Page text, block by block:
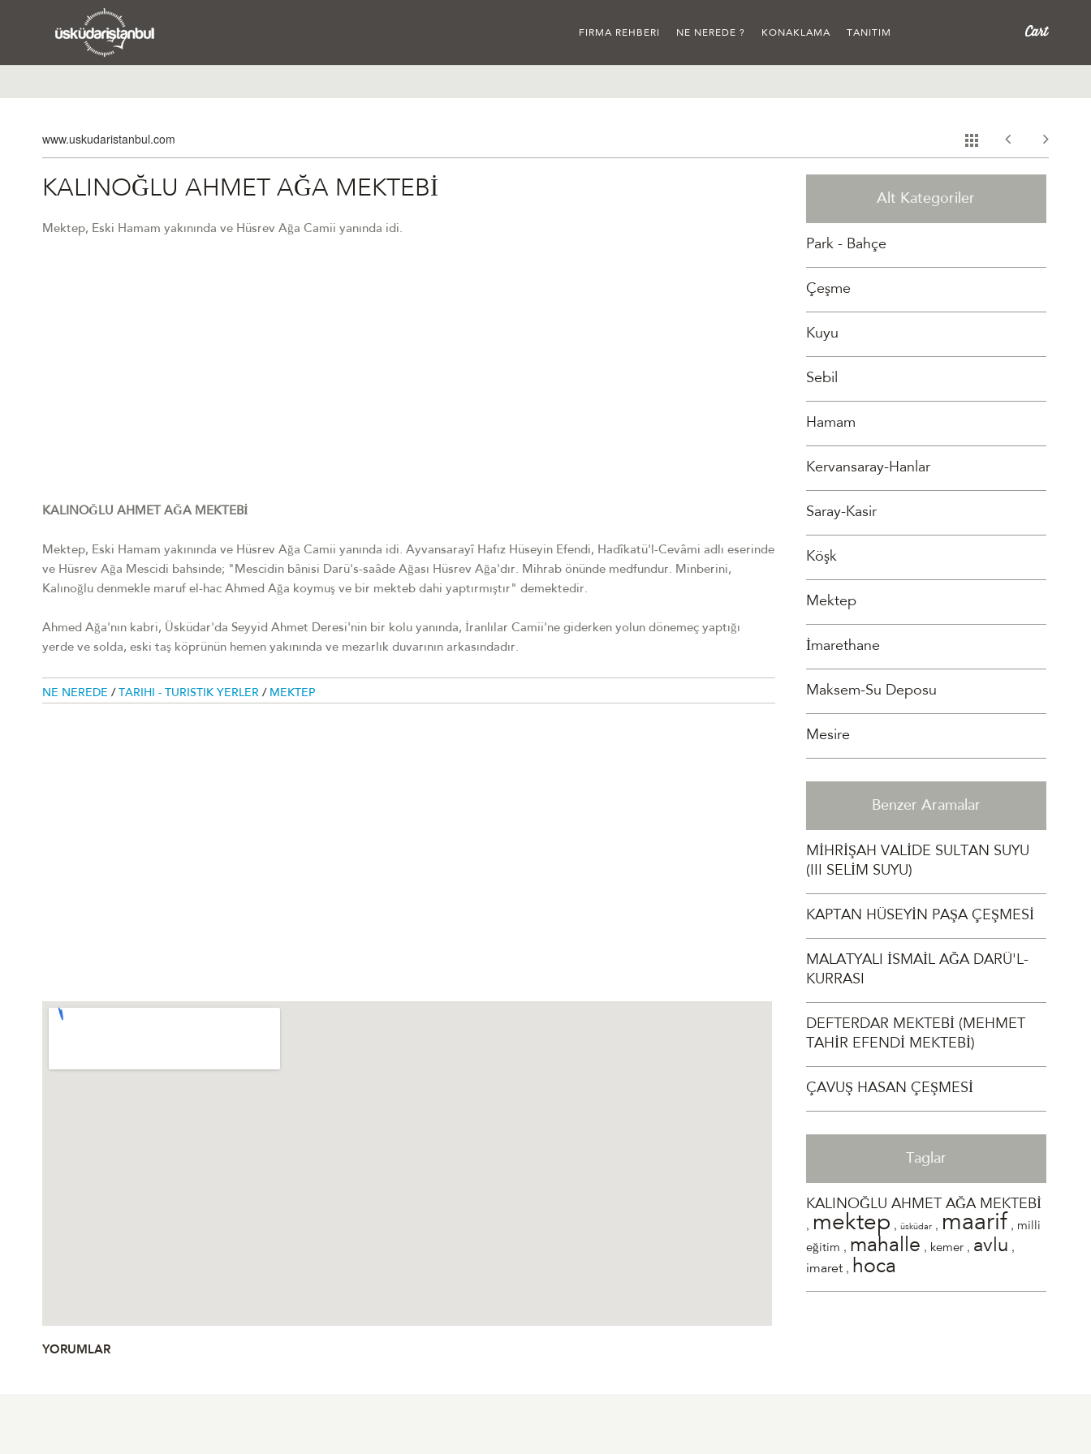
FIRMA REHBERI NE NEREDE ? KONAKLAMA TANITIM
www.uskudaristanbul.com
KALINOĞLU AHMET AĞA MEKTEBİ
Mektep, Eski Hamam yakınında ve Hüsrev Ağa Camii yanında idi.
KALINOĞLU AHMET AĞA MEKTEBİ
Mektep, Eski Hamam yakınında ve Hüsrev Ağa Camii yanında idi. Ayvansarayî Hafız Hüseyin Efendi, Hadîkatü'l-Cevâmi adlı eserinde
ve Hüsrev Ağa Mescidi bahsinde; "Mescidin bânisi Darü's-saâde Ağası Hüsrev Ağa'dır. Mihrab önünde medfundur. Minberini,
Kalınoğlu denmekle maruf el-hac Ahmed Ağa koymuş ve bir mekteb dahi yaptırmıştır" demektedir.
Ahmed Ağa'nın kabri, Üsküdar'da Seyyid Ahmet Deresi'nin bir kolu yanında, İranlılar Camii'ne giderken yolun dönemeç yaptığı
yerde ve solda, eski taş köprünün hemen yakınında ve mezarlık duvarının arkasındadır.
NE NEREDE / TARIHI - TURISTIK YERLER / MEKTEP
YORUMLAR
Alt Kategoriler
Park - Bahçe
Çeşme
Kuyu
Sebil
Hamam
Kervansaray-Hanlar
Saray-Kasir
Köşk
Mektep
İmarethane
Maksem-Su Deposu
Mesire
Benzer Aramalar
MİHRİŞAH VALİDE SULTAN SUYU
(III SELİM SUYU)
KAPTAN HÜSEYİN PAŞA ÇEŞMESİ
MALATYALI İSMAİL AĞA DARÜ'L-
KURRASI
DEFTERDAR MEKTEBİ (MEHMET
TAHİR EFENDİ MEKTEBİ)
ÇAVUŞ HASAN ÇEŞMESİ
Taglar
KALINOĞLU AHMET AĞA MEKTEBİ
, mektep ,üsküdar , maarif , milli
eğitim , mahalle , kemer , avlu ,
imaret , hoca